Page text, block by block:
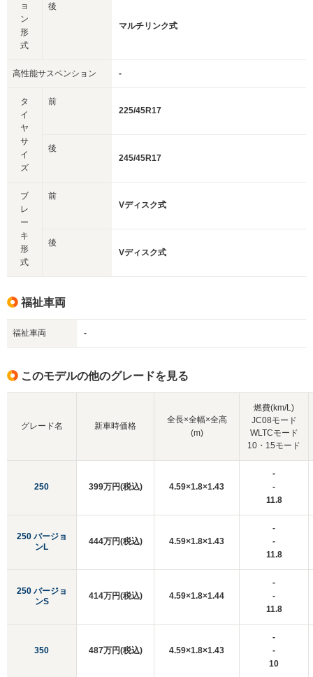
ョ
ン
形
式
後
マルチリンク式
高性能サスペンション -
タ
イ
ヤ
サ
イ
ズ
前
225/45R17
後
245/45R17
ブ
レ
ー
キ
形
式
前
Vディスク式
後
Vディスク式
福祉車両
福祉車両 -
このモデルの他のグレードを見る
グレード名
250
250 バージョ
ンL
250 バージョ
ンS
350
新車時価格
全長×全幅×全高
(m)
燃費(km/L)
JC08モード
WLTCモード
10・15モード
399万円(税込) 4.59×1.8×1.43
-
-
11.8
444万円(税込) 4.59×1.8×1.43
-
-
11.8
414万円(税込) 4.59×1.8×1.44
-
-
11.8
487万円(税込) 4.59×1.8×1.43
-
-
10